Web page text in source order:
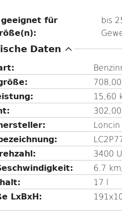
für
bis
Daten
15,60
Loncin
3400
6.7
17 l
LxBxH